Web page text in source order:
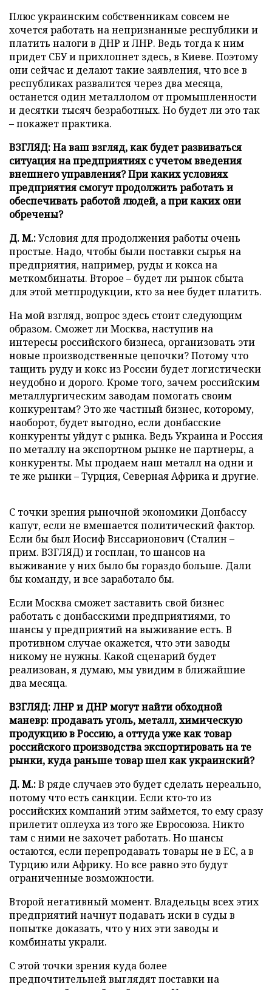
Плюс украинским собственникам совсем не
хочется работать на непризнанные республики и
платить налоги в ДНР и ЛНР. Ведь тогда к ним
придет СБУ и прихлопнет здесь, в Киеве. Поэтому
они сейчас и делают такие заявления, что все в
республиках развалится через два месяца,
останется один металлолом от промышленности
и десятки тысяч безработных. Но будет ли это так
– покажет практика.
ВЗГЛЯД: На ваш взгляд, как будет развиваться
ситуация на предприятиях с учетом введения
внешнего управления? При каких условиях
предприятия смогут продолжить работать и
обеспечивать работой людей, а при каких они
обречены?
Д. М.:Условия для продолжения работы очень
простые. Надо, чтобы были поставки сырья на
предприятия, например, руды и кокса на
меткомбинаты. Второе – будет ли рынок сбыта
для этой метпродукции, кто за нее будет платить.
На мой взгляд, вопрос здесь стоит следующим
образом. Сможет ли Москва, наступив на
интересы российского бизнеса, организовать эти
новые производственные цепочки? Потому что
тащить руду и кокс из России будет логистически
неудобно и дорого. Кроме того, зачем российским
металлургическим заводам помогать своим
конкурентам? Это же частный бизнес, которому,
наоборот, будет выгодно, если донбасские
конкуренты уйдут с рынка. Ведь Украина и Россия
по металлу на экспортном рынке не партнеры, а
конкуренты. Мы продаем наш металл на одни и
те же рынки – Турция, Северная Африка и другие.
С точки зрения рыночной экономики Донбассу
капут, если не вмешается политический фактор.
Если бы был Иосиф Виссарионович (Сталин –
прим. ВЗГЛЯД) и госплан, то шансов на
выживание у них было бы гораздо больше. Дали
бы команду, и все заработало бы.
Если Москва сможет заставить свой бизнес
работать с донбасскими предприятиями, то
шансы у предприятий на выживание есть. В
противном случае окажется, что эти заводы
никому не нужны. Какой сценарий будет
реализован, я думаю, мы увидим в ближайшие
два месяца.
ВЗГЛЯД: ЛНР и ДНР могут найти обходной
маневр: продавать уголь, металл, химическую
продукцию в Россию, а оттуда уже как товар
российского производства экспортировать на те
рынки, куда раньше товар шел как украинский?
Д. М.:В ряде случаев это будет сделать нереально,
потому что есть санкции. Если кто-то из
российских компаний этим займется, то ему сразу
прилетит оплеуха из того же Евросоюза. Никто
там с ними не захочет работать. Но шансы
остаются, если перепродавать товары не в ЕС, а в
Турцию или Африку. Но все равно это будут
ограниченные возможности.
Второй негативный момент. Владельцы всех этих
предприятий начнут подавать иски в суды в
попытке доказать, что у них эти заводы и
комбинаты украли.
С этой точки зрения куда более
предпочтительней выглядят поставки на